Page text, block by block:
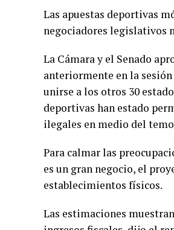
Las apuestas deportivas
negociadores legislativos
La Cámara y el Senado
anteriormente en la
unirse a los otros 30
deportivas han estado
ilegales en medio del
Para calmar las
es un gran negocio, el
establecimientos físicos.
Las estimaciones